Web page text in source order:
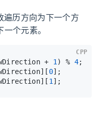
遍历方向为下一个方
个元素。
+ 1 ) % 4;
0];
1 ];
CPP